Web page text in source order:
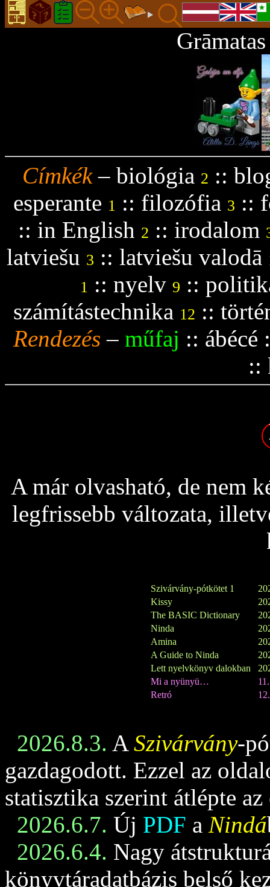
Címkék– biológia 2 ::
esperante 1 :: filozófia 3 ::
:: in English 2 :: irodalom
latviešu 3 :: latviešu valodā
1 :: nyelv 9 ::
számítástechnika 12 ::
Rendezés – műfaj :: ábécé
::
A már olvasható, de nem
legfrissebb változata,
Szivárvány-pótkötet 1
Kissy
The BASIC Dictionary
Ninda
Amina
A Guide to Ninda
Lett nyelvkönyv dalokban
Mi a nyünyü…
Retró
2026.8.3. A Szivárvány-
gazdagodott. Ezzel az
statisztika szerint átlépte
2026.6.7. Új PDF a Nindá
2026.6.4. Nagy
könyvtáradatbázis belső